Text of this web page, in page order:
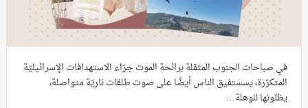
في صباحات الجنوب المثقلة برائحة الموت جرّاء الاستهدافات الإسرائيليّة
المتكرّرة، يسستفيق الناس أيضًا على صوت طلقات ناريّة متواصلة،
يظنّونها للوهلة…